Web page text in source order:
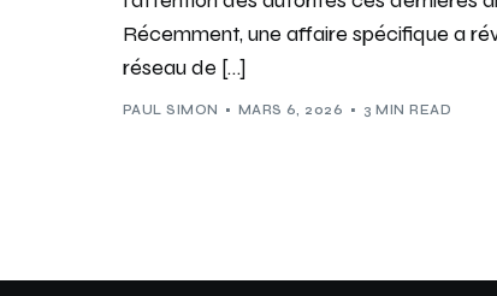
Récemment, une affaire spécifique a
réseau de […]
PAUL SIMON MARS 6, 2026 3 MIN READ